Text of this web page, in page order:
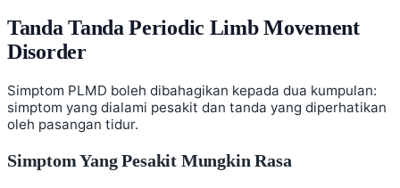
Tanda Tanda Periodic Limb Movement
Disorder
Simptom PLMD boleh dibahagikan kepada dua kumpulan:
simptom yang dialami pesakit dan tanda yang diperhatikan
oleh pasangan tidur.
Simptom Yang Pesakit Mungkin Rasa